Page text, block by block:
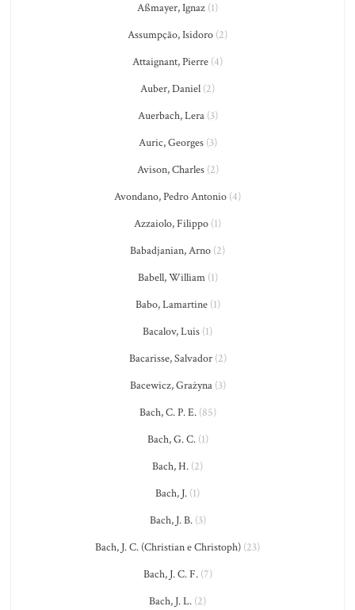
Aßmayer, Ignaz (1)
Assumpção, Isidoro (2)
Attaignant, Pierre (4)
Auber, Daniel (2)
Auerbach, Lera(3)
Auric, Georges(3)
Avison, Charles(2)
Avondano, Pedro Antonio (4)
Azzaiolo, Filippo (1)
Babadjanian, Arno (2)
Babell, William(1)
Babo, Lamartine(1)
Bacalov, Luis (1)
Bacarisse, Salvador(2)
Bacewicz, Grażyna(3)
Bach, C. P. E.(85)
Bach, G. C.(1)
Bach, H. (2)
Bach, J. (1)
Bach, J. B.(3)
Bach, J. C. (Christian e Christoph) (23)
Bach, J. C. F.(7)
Bach, J. L. (2)